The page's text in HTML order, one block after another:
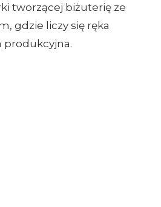
tworzącej biżuterię ze
gdzie liczy się ręka
produkcyjna.